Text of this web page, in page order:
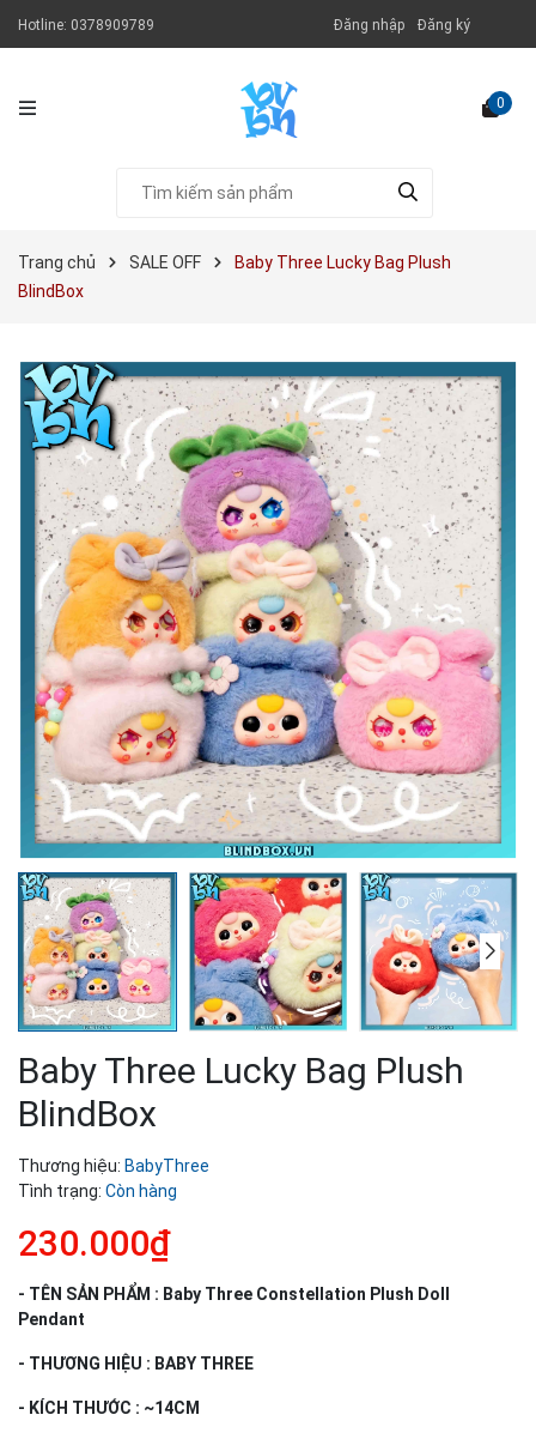
Hotline: 0378909789 Đăng nhập Đăng ký
0
Trang chủ SALE OFF
Baby Three Lucky Bag Plush
BlindBox
Baby Three Lucky Bag Plush
BlindBox
Thương hiệu: BabyThree
Tình trạng: Còn hàng
230.000₫
- TÊN SẢN PHẨM : Baby Three Constellation Plush Doll
Pendant
- THƯƠNG HIỆU : BABY THREE
- KÍCH THƯỚC : ~14CM